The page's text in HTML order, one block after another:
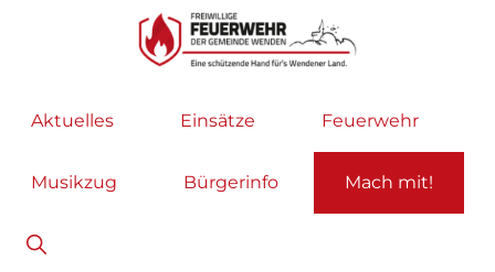
Hauptnavigation
Feuerwehr
helfen
selbstverständlich!
Aktuelles Einsätze Feuerwehr
Musikzug Bürgerinfo Mach mit!
Show
Search